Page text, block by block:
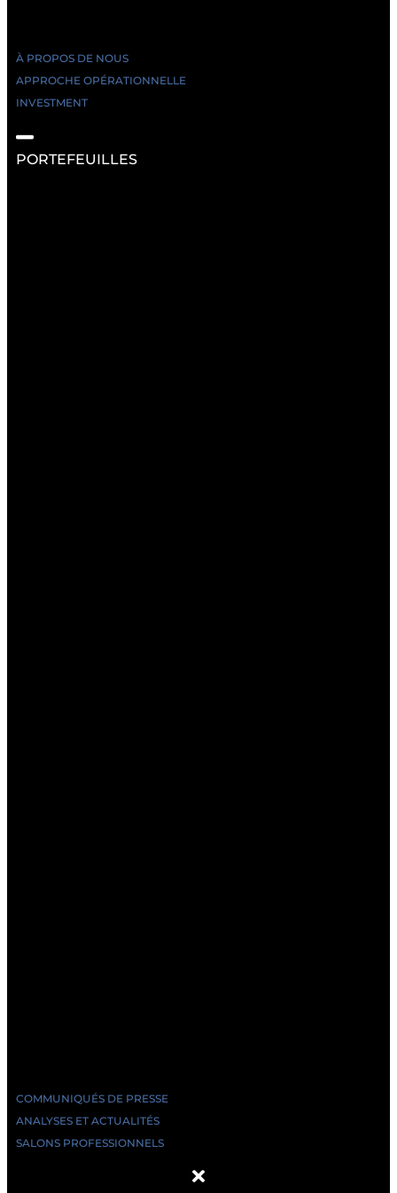
À PROPOS DE NOUS
APPROCHE OPÉRATIONNELLE
INVESTMENT
PORTEFEUILLES
COMMUNIQUÉS DE PRESSE
ANALYSES ET ACTUALITÉS
SALONS PROFESSIONNELS